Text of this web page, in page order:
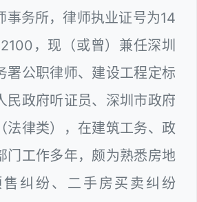
事务所，律师执业证号为14
，现（或曾）兼任深圳
署公职律师、建设工程定标
民政府听证员、深圳市政府
法律类），在建筑工务、政
门工作多年，颇为熟悉房地
纠纷、二手房买卖纠纷